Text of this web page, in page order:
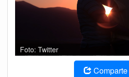
Foto: Twitter
Comparte